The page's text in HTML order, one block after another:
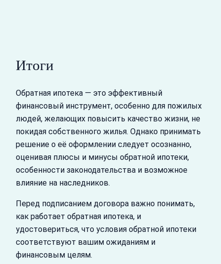
Итоги
Обратная ипотека — это эффективный
финансовый инструмент, особенно для пожилых
людей, желающих повысить качество жизни, не
покидая собственного жилья. Однако принимать
решение о её оформлении следует осознанно,
оценивая плюсы и минусы обратной ипотеки,
особенности законодательства и возможное
влияние на наследников.
Перед подписанием договора важно понимать,
как работает обратная ипотека, и
удостовериться, что условия обратной ипотеки
соответствуют вашим ожиданиям и
финансовым целям.